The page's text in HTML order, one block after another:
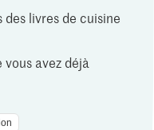
livres de cuisine
avez déjà